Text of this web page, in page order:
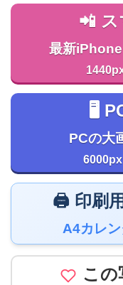
📲 ス
最新
🖥️
PCの大
6000px
🖨️ 印刷
A4カレ
この